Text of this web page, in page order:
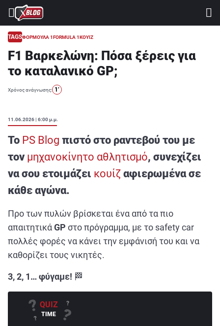
⚽ ΜΟΥΝΤΙΑΛ 2026
ΣΤΟΙΧΗΜΑ
CASINO
ΠΡΟΓΝΩΣΤΙΚΑ ΤIPSTERS
ΠΡΟΓΝΩΣΤΙΚΑ ΚΑΤΗΓΟΡΙΕΣ
ΔΙΑΓΩΝΙΣΜΟΙ
BLOGS
ΣΥΝΕΝΤΕΥΞΕΙΣ
ΑΘΛΗΤΙΚΕΣ ΜΕΤΑΔΟΣΕΙΣ
TAGSΦΟΡΜΟΥΛΑ 1FORMULA 1ΚΟΥΙΖ
F1 Βαρκελώνη: Πόσα ξέρεις για
το καταλανικό GP;
Χρόνος ανάγνωσης: 1’
11.06.2026 | 6:00 μ.μ.
To PS Blog πιστό στο ραντεβού του με
τον μηχανοκίνητο αθλητισμό, συνεχίζει
να σου ετοιμάζει κουίζ αφιερωμένα σε
κάθε αγώνα.
Προ των πυλών βρίσκεται ένα από τα πιο
απαιτητικάGP στο πρόγραμμα, με το safety car
πολλές φορές να κάνει την εμφάνισή του και να
καθορίζει τους νικητές.
3, 2, 1… φύγαμε! 🏁
QUIZ
TIME ?
?
?
?